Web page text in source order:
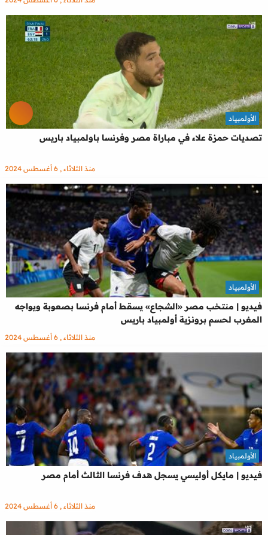
تصديات حمزة علاء في مباراة مصر وفرنسا باولمبياد باريس
الأولمبياد
منذ الثلاثاء , 6 أغسطس 2024
فيديو | منتخب مصر «الشجاع» يسقط أمام فرنسا بصعوبة ويواجه
المغرب لحسم برونزية أولمبياد باريس
الأولمبياد
منذ الثلاثاء , 6 أغسطس 2024
فيديو | مايكل أوليسي يسجل هدف فرنسا الثالث أمام مصر
الأولمبياد
منذ الثلاثاء , 6 أغسطس 2024